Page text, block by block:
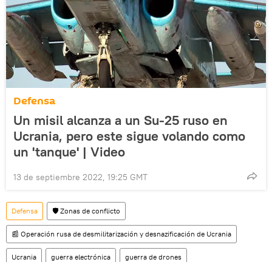
Defensa
Un misil alcanza a un Su-25 ruso en
Ucrania, pero este sigue volando como
un 'tanque' | Video
13 de septiembre 2022, 19:25 GMT
Defensa 🛡️ Zonas de conflicto
📰 Operación rusa de desmilitarización y desnazificación de Ucrania
Ucrania guerra electrónica guerra de drones